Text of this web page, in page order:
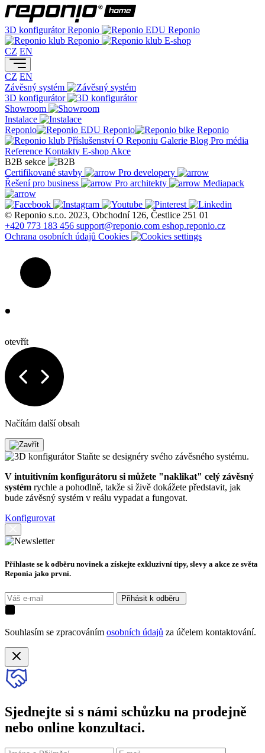
3D konfigurátorReponio
Reponio
Reponio
E-shop
CZ EN
CZ EN
Závěsný systém
3D konfigurátor
Showroom
Instalace
Reponio
Reponio
Reponio
PříslušenstvíO Reponiu Galerie Blog Pro média
Reference Kontakty E-shop Akce
B2B sekce
Certifikované stavby
Pro developery
Řešení pro business
Pro architekty Mediapack
© Reponio s.r.o. 2023, Obchodní 126, Čestlice 251 01
+420 773 183 456 support@reponio.com eshop.reponio.cz
Ochrana osobních údajů Cookies
otevřít
Načítám další obsah
Staňte se designéry svého závěsného systému.
V intuitivním konfigurátoru si můžete "naklikat" celý závěsný
systém rychle a pohodlně, takže si živě dokážete představit, jak
bude závěsný systém v reálu vypadat a fungovat.
Konfigurovat
Přihlaste se k odběru novinek a získejte exkluzivní tipy, slevy a akce ze světa
Reponia jako první.
Přihásit k odběru
Souhlasím se zpracováním osobních údajů za účelem kontaktování.
Sjednejte si s námi schůzku na prodejně
nebo online konzultaci.